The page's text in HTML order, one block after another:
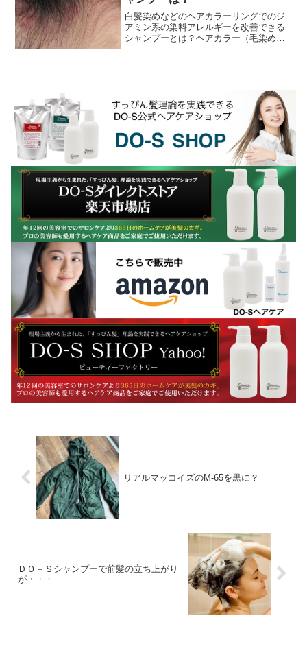
白髪染めなどのヘアカラーリングでのジ
アミン系の染料アレルギーを改善できる
シャンプーとは？ヘアカラー（毛染め）
リアルマッコイズのM-65を黒に？
ＤＯ－Ｓシャンプーで前髪の立ち上がり
が・・・